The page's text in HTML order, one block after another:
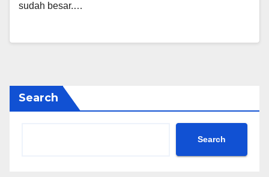
sudah besar.…
Search
Search